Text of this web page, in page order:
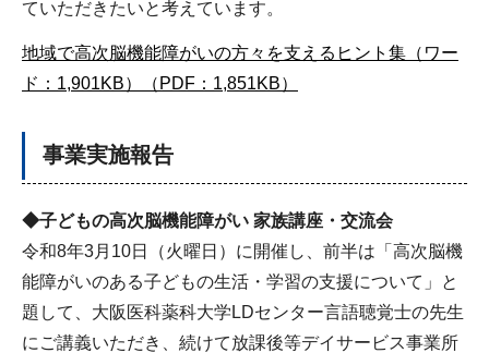
ていただきたいと考えています。
地域で高次脳機能障がいの方々を支えるヒント集（ワー
ド：1,901KB）
（PDF：1,851KB）
事業実施報告
◆子どもの高次脳機能障がい 家族講座・交流会
令和8年3月10日（火曜日）に開催し、前半は「高次脳機
能障がいのある子どもの生活・学習の支援について」と
題して、大阪医科薬科大学LDセンター言語聴覚士の先生
にご講義いただき、続けて放課後等デイサービス事業所